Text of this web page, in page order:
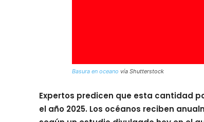
Basura en oceano vía Shutterstock
Expertos predicen que esta cantidad
el año 2025. Los océanos reciben